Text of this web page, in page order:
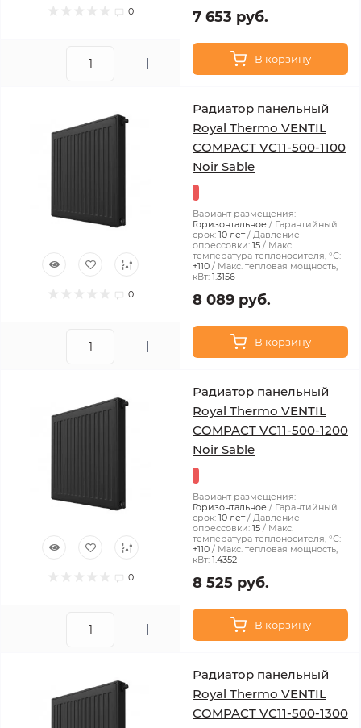
0 7 653 руб.
В корзину
0
Радиатор панельный
Royal Thermo VENTIL
COMPACT VC11-500-1100
Noir Sable
Вариант размещения:
Горизонтальное
Гарантийный
срок: 10 лет
Давление
опрессовки: 15
Макс.
температура теплоносителя, °С:
+110
Макс. тепловая мощность,
кВт: 1.3156
8 089 руб.
В корзину
0
Радиатор панельный
Royal Thermo VENTIL
COMPACT VC11-500-1200
Noir Sable
Вариант размещения:
Горизонтальное
Гарантийный
срок: 10 лет
Давление
опрессовки: 15
Макс.
температура теплоносителя, °С:
+110
Макс. тепловая мощность,
кВт: 1.4352
8 525 руб.
В корзину
Радиатор панельный
Royal Thermo VENTIL
COMPACT VC11-500-1300